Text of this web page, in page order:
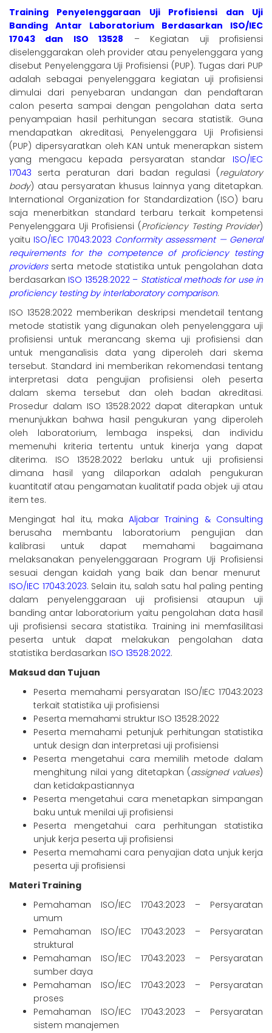
Training Penyelenggaraan Uji Profisiensi dan Uji
Banding Antar Laboratorium Berdasarkan ISO/IEC
17043 dan ISO 13528
– Kegiatan uji profisiensi
diselenggarakan oleh provider atau penyelenggara yang
disebut Penyelenggara Uji Profisiensi (PUP). Tugas dari PUP
adalah sebagai penyelenggara kegiatan uji profisiensi
dimulai dari penyebaran undangan dan pendaftaran
calon peserta sampai dengan pengolahan data serta
penyampaian hasil perhitungan secara statistik. Guna
mendapatkan akreditasi, Penyelenggara Uji Profisiensi
(PUP) dipersyaratkan oleh KAN untuk menerapkan sistem
yang mengacu kepada persyaratan standar ISO/IEC
17043 serta peraturan dari badan regulasi (regulatory
body) atau persyaratan khusus lainnya yang ditetapkan.
International Organization for Standardization (ISO) baru
saja menerbitkan standard terbaru terkait kompetensi
Penyelenggara Uji Profisiensi (Proficiency Testing Provider)
yaitu ISO/IEC 17043:2023 Conformity assessment — General
requirements for the competence of proficiency testing
providersserta metode statistika untuk pengolahan data
berdasarkan ISO 13528:2022 – Statistical methods for use in
proficiency testing by interlaboratory comparison.
ISO 13528:2022 memberikan deskripsi mendetail tentang
metode statistik yang digunakan oleh penyelenggara uji
profisiensi untuk merancang skema uji profisiensi dan
untuk menganalisis data yang diperoleh dari skema
tersebut. Standard ini memberikan rekomendasi tentang
interpretasi data pengujian profisiensi oleh peserta
dalam skema tersebut dan oleh badan akreditasi.
Prosedur dalam ISO 13528:2022 dapat diterapkan untuk
menunjukkan bahwa hasil pengukuran yang diperoleh
oleh laboratorium, lembaga inspeksi, dan individu
memenuhi kriteria tertentu untuk kinerja yang dapat
diterima. ISO 13528:2022 berlaku untuk uji profisiensi
dimana hasil yang dilaporkan adalah pengukuran
kuantitatif atau pengamatan kualitatif pada objek uji atau
item tes.
Mengingat hal itu, makaAljabar Training & Consulting
berusaha membantu laboratorium pengujian dan
kalibrasi untuk dapat memahami bagaimana
melaksanakan penyelenggaraan Program Uji Profisiensi
sesuai dengan kaidah yang baik dan benar menurut
ISO/IEC 17043:2023. Selain itu, salah satu hal paling penting
dalam penyelenggaraan uji profisiensi ataupun uji
banding antar laboratorium yaitu pengolahan data hasil
uji profisiensi secara statistika. Training ini memfasilitasi
peserta untuk dapat melakukan pengolahan data
statistika berdasarkan ISO 13528:2022.
Maksud dan Tujuan
Peserta memahami persyaratan ISO/IEC 17043:2023
terkait statistika uji profisiensi
Peserta memahami struktur ISO 13528:2022
Peserta memahami petunjuk perhitungan statistika
untuk design dan interpretasi uji profisiensi
Peserta mengetahui cara memilih metode dalam
menghitung nilai yang ditetapkan (assigned values)
dan ketidakpastiannya
Peserta mengetahui cara menetapkan simpangan
baku untuk menilai uji profisiensi
Peserta mengetahui cara perhitungan statistika
unjuk kerja peserta uji profisiensi
Peserta memahami cara penyajian data unjuk kerja
peserta uji profisiensi
Materi Training
Pemahaman ISO/IEC 17043:2023 – Persyaratan
umum
Pemahaman ISO/IEC 17043:2023 – Persyaratan
struktural
Pemahaman ISO/IEC 17043:2023 – Persyaratan
sumber daya
Pemahaman ISO/IEC 17043:2023 – Persyaratan
proses
Pemahaman ISO/IEC 17043:2023 – Persyaratan
sistem manajemen